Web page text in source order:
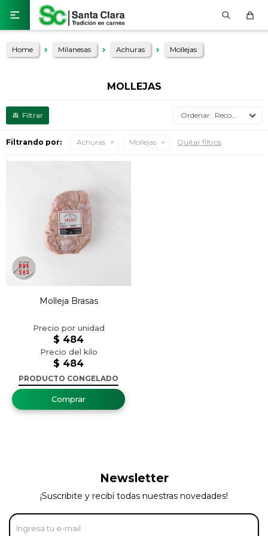

Home Milanesas Achuras Mollejas
MOLLEJAS
Recomendados
Filtrando por: Achuras Mollejas Quitar filtros
Molleja Brasas
$ 484
$ 484
PRODUCTO CONGELADO
Newsletter
¡Suscribite y recibí todas nuestras novedades!